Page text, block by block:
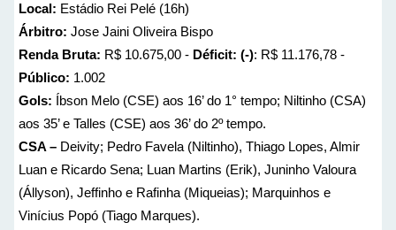
Local: Estádio Rei Pelé (16h)
Árbitro: Jose Jaini Oliveira Bispo
Renda Bruta: R$ 10.675,00 - Déficit: (-): R$ 11.176,78 -
Público: 1.002
Gols: Íbson Melo (CSE) aos 16’ do 1° tempo; Niltinho (CSA)
aos 35’ e Talles (CSE) aos 36’ do 2º tempo.
CSA – Deivity; Pedro Favela (Niltinho), Thiago Lopes, Almir
Luan e Ricardo Sena; Luan Martins (Erik), Juninho Valoura
(Állyson), Jeffinho e Rafinha (Miqueias); Marquinhos e
Vinícius Popó (Tiago Marques).